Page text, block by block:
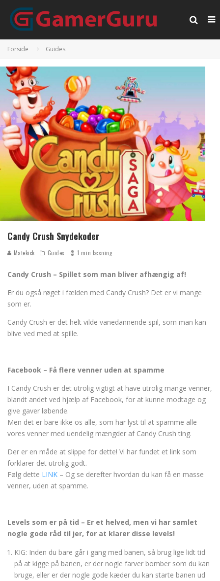
Forside Guides
Candy Crush Snydekoder
Matekick Guides 1 min læsning
Candy Crush – Spillet som man bliver afhængig af!
Er du også røget i fælden med Candy Crush? Det er vi mange
som er.
Candy Crush er det helt vilde vanedannende spil, som man kan
blive ved med at spille.
Facebook – Få flere venner uden at spamme
I Candy Crush er det utrolig vigtigt at have utrolig mange venner,
blandt andet ved hjælp af Facebook, for at kunne modtage og
give gaver løbende.
Men det er bare ikke os alle, som har lyst til at spamme alle
vores venner med uendelig mængder af Candy Crush ting.
Der er en måde at slippe for dette! Vi har fundet et link som
forklarer det utrolig godt.
Følg dette LINK – Og se derefter hvordan du kan få en masse
venner, uden at spamme.
Levels som er på tid – Er et helved, men vi har samlet
nogle gode råd til jer, for at klarer disse levels!
KIG: Inden du bare går i gang med banen, så brug lige lidt tid
på at kigge på banen, er der nogle farver bomber som du kan
bruge, eller er der nogle gode kæder du kan starte banen ud